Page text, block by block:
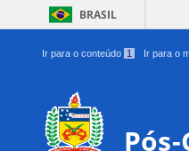
BRASIL
Ir para o conteúdo 1 Ir para o